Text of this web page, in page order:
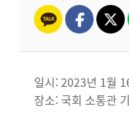
일시: 2023년 1월
장소: 국회 소통관